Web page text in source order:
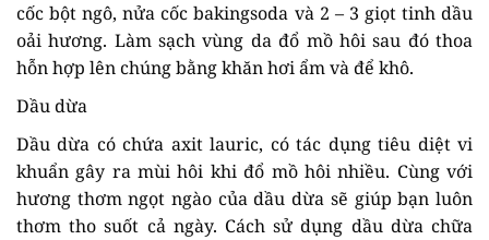
cốc bột ngô, nửa cốc bakingsoda và 2 – 3 giọt tinh dầu
oải hương. Làm sạch vùng da đổ mồ hôi sau đó thoa
hỗn hợp lên chúng bằng khăn hơi ẩm và để khô.
Dầu dừa
Dầu dừa có chứa axit lauric, có tác dụng tiêu diệt vi
khuẩn gây ra mùi hôi khi đổ mồ hôi nhiều. Cùng với
hương thơm ngọt ngào của dầu dừa sẽ giúp bạn luôn
thơm tho suốt cả ngày. Cách sử dụng dầu dừa chữa